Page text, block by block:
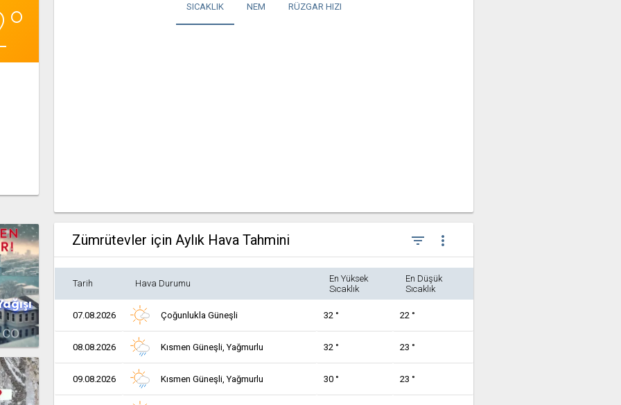
SICAKLIK NEM RÜZGAR HIZI
Zümrütevler için Aylık Hava Tahmini filter_list more_vert
Tarih Hava Durumu
En Yüksek
Sıcaklık
En Düşük
Sıcaklık
07.08.2026 Çoğunlukla Güneşli 32 ° 22 °
08.08.2026 Kısmen Güneşli, Yağmurlu 32 ° 23 °
09.08.2026 Kısmen Güneşli, Yağmurlu 30 ° 23 °